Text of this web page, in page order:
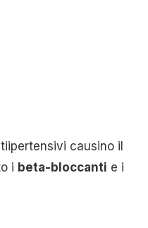
causino il
i beta-bloccanti e i